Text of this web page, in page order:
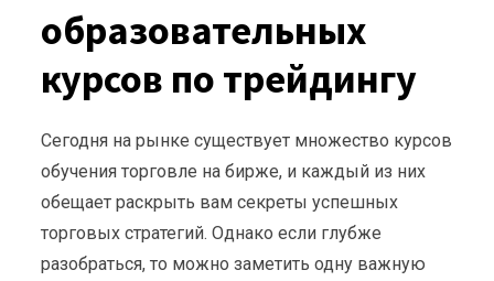
образовательных
курсов по трейдингу
Сегодня на рынке существует множество курсов
обучения торговле на бирже, и каждый из них
обещает раскрыть вам секреты успешных
торговых стратегий. Однако если глубже
разобраться, то можно заметить одну важную